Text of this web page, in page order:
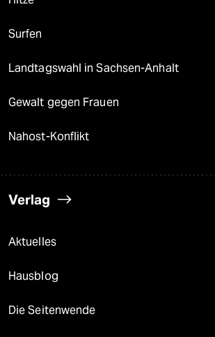
Surfen
Landtagswahl in Sachsen-Anhalt
Gewalt gegen Frauen
Nahost-Konflikt
Verlag
Aktuelles
Hausblog
Die Seitenwende